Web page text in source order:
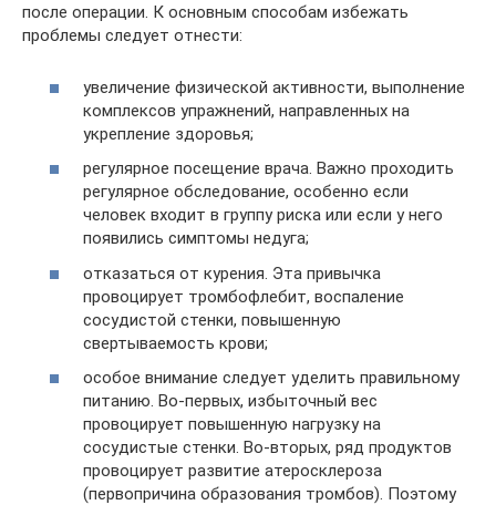
после операции. К основным способам избежать
проблемы следует отнести:
увеличение физической активности, выполнение
комплексов упражнений, направленных на
укрепление здоровья;
регулярное посещение врача. Важно проходить
регулярное обследование, особенно если
человек входит в группу риска или если у него
появились симптомы недуга;
отказаться от курения. Эта привычка
провоцирует тромбофлебит, воспаление
сосудистой стенки, повышенную
свертываемость крови;
особое внимание следует уделить правильному
питанию. Во-первых, избыточный вес
провоцирует повышенную нагрузку на
сосудистые стенки. Во-вторых, ряд продуктов
провоцирует развитие атеросклероза
(первопричина образования тромбов). Поэтому